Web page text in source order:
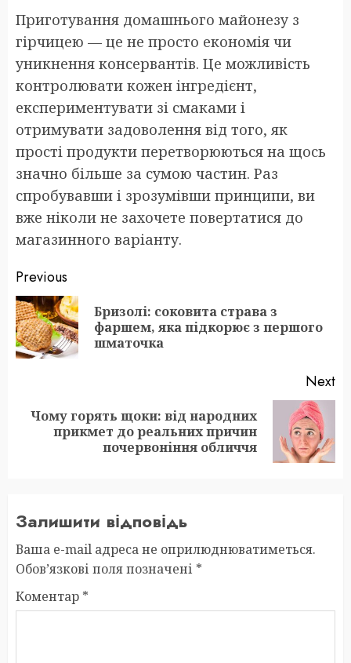
Приготування домашнього майонезу з
гірчицею — це не просто економія чи
уникнення консервантів. Це можливість
контролювати кожен інгредієнт,
експериментувати зі смаками і
отримувати задоволення від того, як
прості продукти перетворюються на щось
значно більше за сумою частин. Раз
спробувавши і зрозумівши принципи, ви
вже ніколи не захочете повертатися до
магазинного варіанту.
Post
navigation
Previous
Бризолі: соковита страва з
фаршем, яка підкорює з першого
шматочка
Next
Next
Чому горять щоки: від народних
прикмет до реальних причин
почервоніння обличчя
Залишити відповідь
Ваша e-mail адреса не оприлюднюватиметься.
Обов’язкові поля позначені *
Коментар *